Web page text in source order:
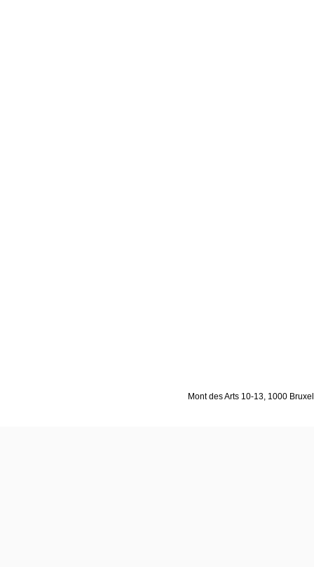
Mont des Arts 10-13, 1000